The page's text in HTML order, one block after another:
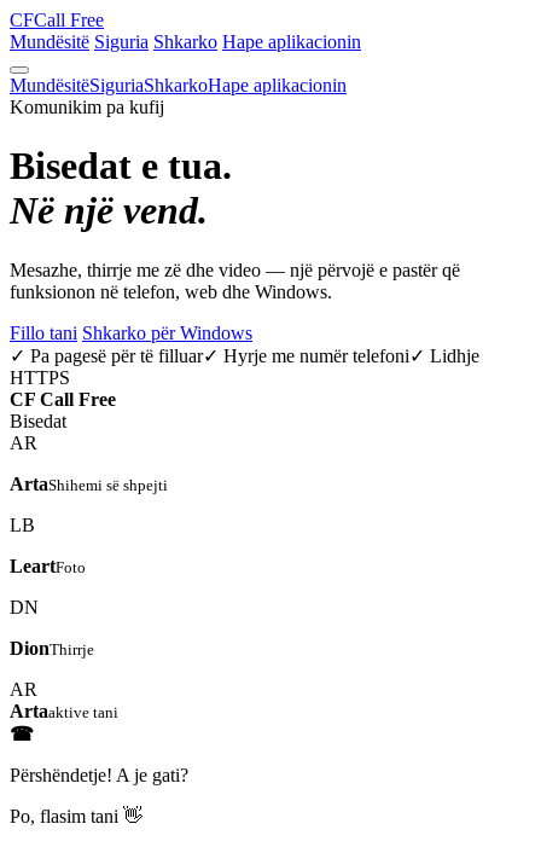
CFCall Free
Mundësitë Siguria Shkarko Hape aplikacionin
MundësitëSiguriaShkarkoHape aplikacionin
Komunikim pa kufij
Bisedat e tua.
Në një vend.
Mesazhe, thirrje me zë dhe video — një përvojë e pastër që
funksionon në telefon, web dhe Windows.
Fillo tani Shkarko për Windows
✓ Pa pagesë për të filluar✓ Hyrje me numër telefoni✓ Lidhje
HTTPS
CF Call Free
Bisedat
AR
ArtaShihemi së shpejti
LB
LeartFoto
DN
DionThirrje
AR
Artaaktive tani
☎
Përshëndetje! A je gati?
Po, flasim tani 👋